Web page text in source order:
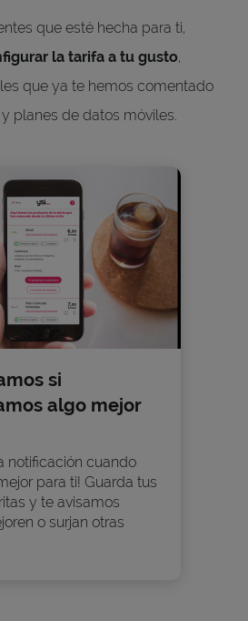
que esté hecha para ti,
la tarifa a tu gusto,
que ya te hemos comentado
planes de datos móviles.
si
algo mejor
notificación cuando
para ti! Guarda tus
y te avisamos
o surjan otras